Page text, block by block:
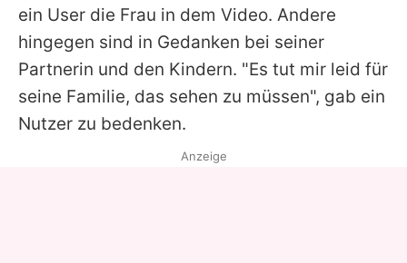
ein User die Frau in dem Video. Andere
hingegen sind in Gedanken bei seiner
Partnerin und den Kindern. "Es tut mir leid für
seine Familie, das sehen zu müssen", gab ein
Nutzer zu bedenken.
Anzeige